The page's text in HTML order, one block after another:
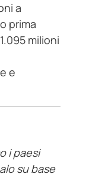
a
prima
milioni
e
i paesi
su base